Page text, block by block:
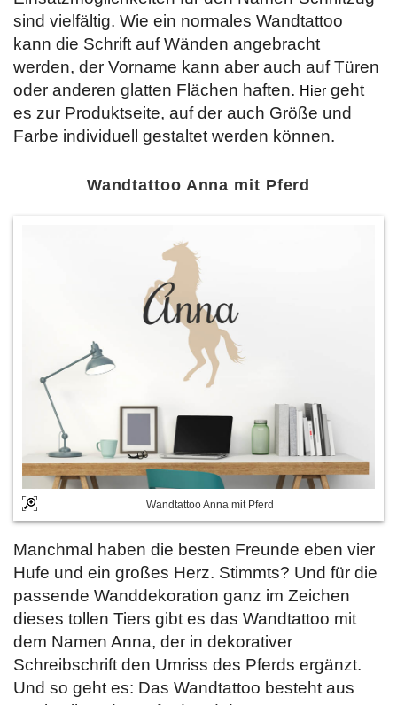
sind vielfältig. Wie ein normales Wandtattoo
kann die Schrift auf Wänden angebracht
werden, der Vorname kann aber auch auf Türen
oder anderen glatten Flächen haften. Hier geht
es zur Produktseite, auf der auch Größe und
Farbe individuell gestaltet werden können.
Wandtattoo Anna mit Pferd
Wandtattoo Anna mit Pferd
Manchmal haben die besten Freunde eben vier
Hufe und ein großes Herz. Stimmts? Und für die
passende Wanddekoration ganz im Zeichen
dieses tollen Tiers gibt es das Wandtattoo mit
dem Namen Anna, der in dekorativer
Schreibschrift den Umriss des Pferds ergänzt.
Und so geht es: Das Wandtattoo besteht aus